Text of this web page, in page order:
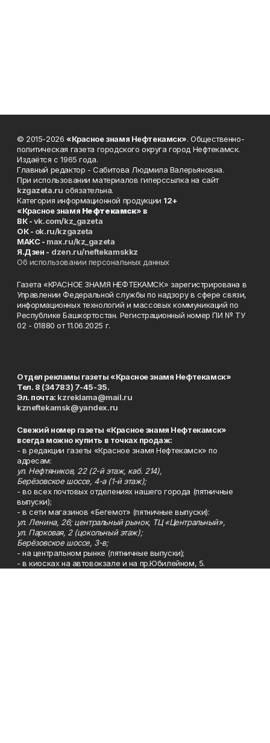
© 2015-2026 «Красное знамя Нефтекамск». Общественно-
политическая газета городского округа город Нефтекамск.
Издаётся с 1965 года.
Главный редактор - Сабитова Людмила Валерьяновна.
При использовании материалов гиперссылка на сайт
kzgazeta.ru обязательна.
Категория информационной продукции 12+
«Красное знамя Нефтекамск» в
ВК -vk.com/kz_gazeta
ОК - ok.ru/kzgazeta
MAKC - max.ru/kz_gazeta
Я.Дзен - dzen.ru/neftekamskkz
Об использовании персональных данных
Газета «КРАСНОЕ ЗНАМЯ НЕФТЕКАМСК» зарегистрирована в
Управлении Федеральной службы по надзору в сфере связи,
информационных технологий и массовых коммуникаций по
Республике Башкортостан. Регистрационный номер ПИ № ТУ
02 - 01880 от 11.06.2025 г.
Отдел рекламы газеты «Красное знамя Нефтекамск»
Тел. 8 (34783) 7-45-35.
Эл. почта: kzreklama@mail.ru
kzneftekamsk@yandex.ru
Свежий номер газеты «Красное знамя Нефтекамск»
всегда можно купить в точках продаж:
- в редакции газеты «Красное знамя Нефтекамск» по
адресам:
ул. Нефтяников, 22 (2-й этаж, каб. 214),
Берёзовское шоссе, 4-а (1-й этаж);
- во всех почтовых отделениях нашего города (пятничные
выпуски);
- в сети магазинов «Бегемот» (пятничные выпуски):
ул. Ленина, 26; центральный рынок, ТЦ «Центральный»,
ул. Парковая, 2 (цокольный этаж);
Берёзовское шоссе, 3-в;
- на центральном рынке (пятничные выпуски);
- в киосках на автовокзале и на пр.Юбилейном, 5.